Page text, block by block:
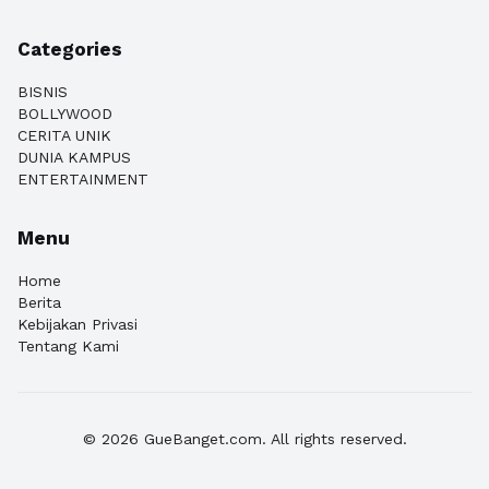
Categories
BISNIS
BOLLYWOOD
CERITA UNIK
DUNIA KAMPUS
ENTERTAINMENT
Menu
Home
Berita
Kebijakan Privasi
Tentang Kami
© 2026 GueBanget.com. All rights reserved.